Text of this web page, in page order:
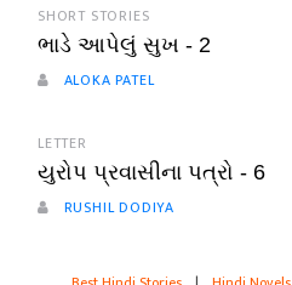
SHORT STORIES
ભાડે આપેલું સુખ - 2
ALOKA PATEL
LETTER
યુરોપ પ્રવાસીના પત્રો - 6
RUSHIL DODIYA